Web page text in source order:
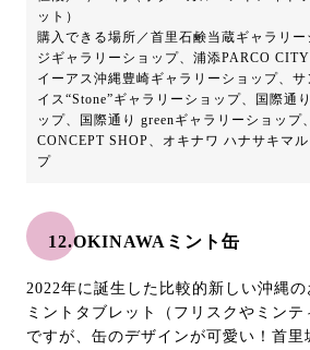
ット）
購入できる場所／首里石鹸当蔵ギャラリ
ジギャラリーショップ、浦添PARCO
イーアス沖縄豊崎ギャラリーショップ、
イス“Stone”ギャラリーショップ、国際通
ップ、国際通り greenギャラリーショップ
CONCEPT SHOP、オキナワ ハナサキマ
プ
12.OKINAWAミント缶
2022年に誕生した比較的新しい沖縄
ミントタブレット（フリスクやミンテ
ですが、缶のデザインが可愛い！首里